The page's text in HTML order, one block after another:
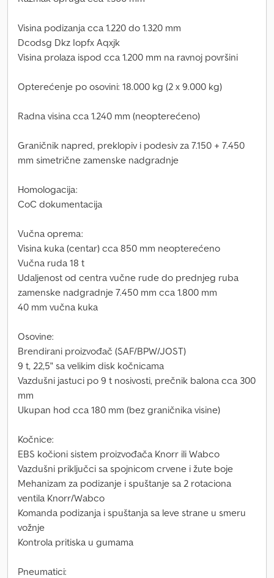
Visina podizanja cca 1.220 do 1.320 mm
Dcodsg Dkz Iopfx Aqxjk
Visina prolaza ispod cca 1.200 mm na ravnoj površini
Opterećenje po osovini: 18.000 kg (2 x 9.000 kg)
Radna visina cca 1.240 mm (neopterećeno)
Graničnik napred, preklopiv i podesiv za 7.150 + 7.450
mm simetrične zamenske nadgradnje
Homologacija:
CoC dokumentacija
Vučna oprema:
Visina kuka (centar) cca 850 mm neopterećeno
Vučna ruda 18 t
Udaljenost od centra vučne rude do prednjeg ruba
zamenske nadgradnje 7.450 mm cca 1.800 mm
40 mm vučna kuka
Osovine:
Brendirani proizvođač (SAF/BPW/JOST)
9 t, 22,5" sa velikim disk kočnicama
Vazdušni jastuci po 9 t nosivosti, prečnik balona cca 300
mm
Ukupan hod cca 180 mm (bez graničnika visine)
Kočnice:
EBS kočioni sistem proizvođača Knorr ili Wabco
Vazdušni priključci sa spojnicom crvene i žute boje
Mehanizam za podizanje i spuštanje sa 2 rotaciona
ventila Knorr/Wabco
Komanda podizanja i spuštanja sa leve strane u smeru
vožnje
Kontrola pritiska u gumama
Pneumatici: